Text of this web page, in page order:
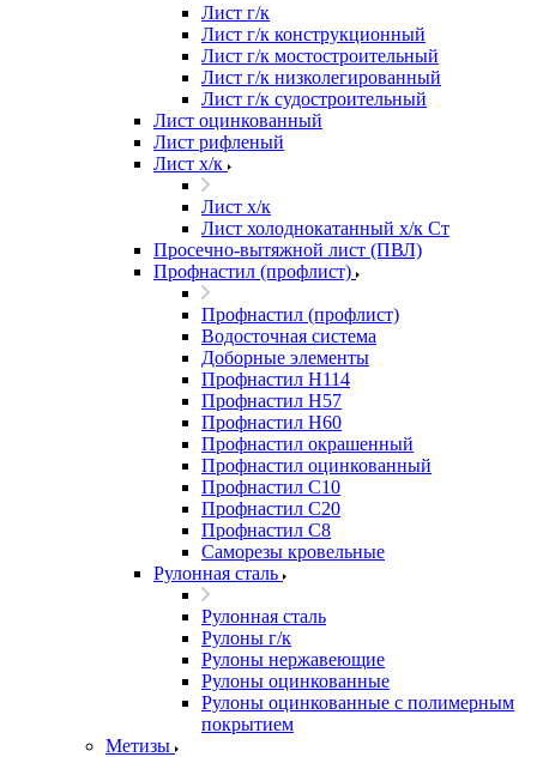
Лист г/к
Лист г/к конструкционный
Лист г/к мостостроительный
Лист г/к низколегированный
Лист г/к судостроительный
Лист оцинкованный
Лист рифленый
Лист х/к
Лист х/к
Лист холоднокатанный х/к Ст
Просечно-вытяжной лист (ПВЛ)
Профнастил (профлист)
Профнастил (профлист)
Водосточная система
Доборные элементы
Профнастил Н114
Профнастил Н57
Профнастил Н60
Профнастил окрашенный
Профнастил оцинкованный
Профнастил С10
Профнастил С20
Профнастил С8
Саморезы кровельные
Рулонная сталь
Рулонная сталь
Рулоны г/к
Рулоны нержавеющие
Рулоны оцинкованные
Рулоны оцинкованные с полимерным
покрытием
Метизы